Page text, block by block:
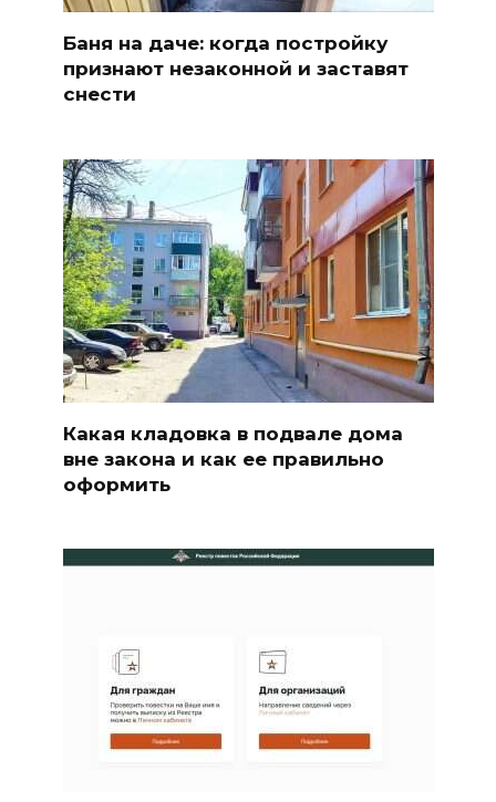
Баня на даче: когда постройку
признают незаконной и заставят
снести
Какая кладовка в подвале дома
вне закона и как ее правильно
оформить